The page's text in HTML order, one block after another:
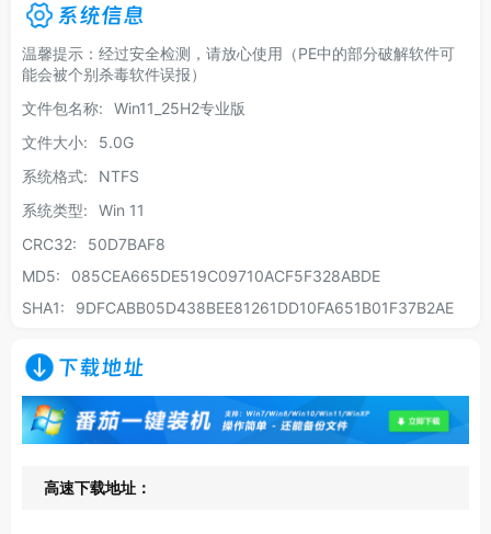
系统信息
温馨提示：经过安全检测，请放心使用（PE中的部分破解软件可
能会被个别杀毒软件误报）
文件包名称:
Win11_25H2专业版
文件大小:
5.0G
系统格式:
NTFS
系统类型:
Win 11
CRC32:
50D7BAF8
MD5:
085CEA665DE519C09710ACF5F328ABDE
SHA1:
9DFCABB05D438BEE81261DD10FA651B01F37B2AE
下载地址
高速下载地址：